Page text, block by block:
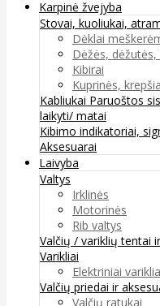
Karpinė žvejyba
Stovai, kuoliukai,
Dėklai
Dėžės, dėžutės,
Kibirai
Kuprinės,
Kabliukai Paruoštos
laikyti/ matai
Kibimo indikatoriai,
Aksesuarai
Laivyba
Valtys
Irklinės
Motorinės
Rib valtys
Valčių / variklių tentai
Varikliai
Elektriniai
Valčių priedai ir
Valčių ratukai